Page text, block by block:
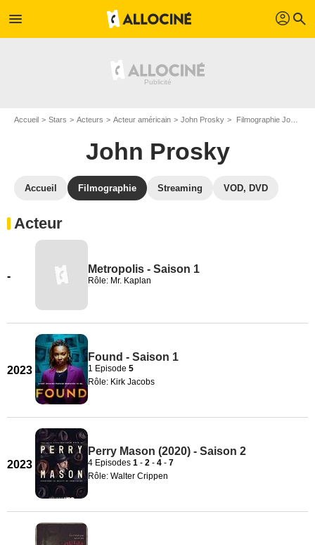
menu profil search
Accueil Stars Acteurs Acteur américain John Prosky Filmographie John Prosky
John Prosky
Accueil Filmographie Streaming VOD, DVD
Acteur
-
Metropolis - Saison 1
Rôle: Mr. Kaplan
2023
Found - Saison 1
1 Episode 5
Rôle: Kirk Jacobs
2023
Perry Mason (2020) - Saison 2
4 Episodes 1 - 2 - 4 - 7
Rôle: Walter Crippen